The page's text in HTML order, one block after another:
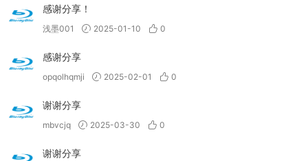
感谢分享！
浅墨001 2025-01-10 0
感谢分享
opqolhqmji 2025-02-01 0
谢谢分享
mbvcjq 2025-03-30 0
谢谢分享